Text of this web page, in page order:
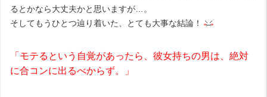
るとかなら大丈夫かと思いますが…。
そしてもうひとつ辿り着いた、とても大事な結論！
「モテるという自覚があったら、彼女持ちの男は、絶対
に合コンに出るべからず。」